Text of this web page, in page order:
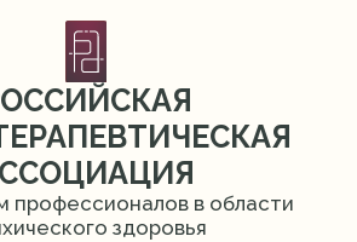
профессионалов в области
здоровья